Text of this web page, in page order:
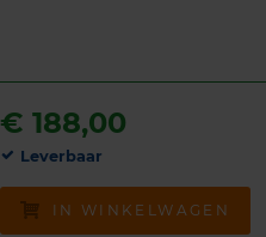
€188,00
Leverbaar
IN WINKELWAGEN